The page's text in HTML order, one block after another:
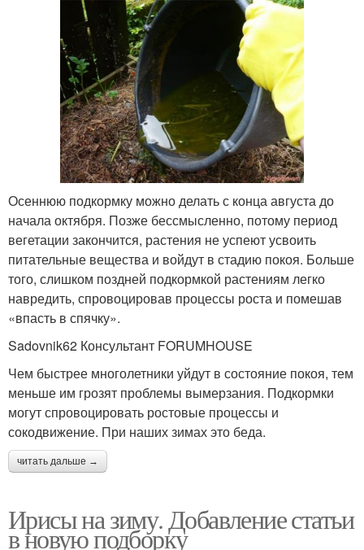
Осеннюю подкормку можно делать с конца августа до
начала октября. Позже бессмысленно, потому период
вегетации закончится, растения не успеют усвоить
питательные вещества и войдут в стадию покоя. Больше
того, слишком поздней подкормкой растениям легко
навредить, спровоцировав процессы роста и помешав
«впасть в спячку».
Sadovnik62 Консультант FORUMHOUSE
Чем быстрее многолетники уйдут в состояние покоя, тем
меньше им грозят проблемы вымерзания. Подкормки
могут спровоцировать ростовые процессы и
сокодвижение. При наших зимах это беда.
читать дальше →
Ирисы на зиму. Добавление статьи
в новую подборку